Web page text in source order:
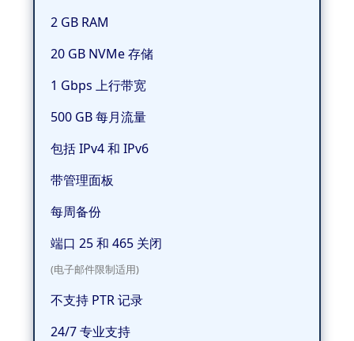
2 GB RAM
20 GB NVMe 存储
1 Gbps 上行带宽
500 GB 每月流量
包括 IPv4 和 IPv6
带管理面板
每周备份
端口 25 和 465 关闭
(电子邮件限制适用)
不支持 PTR 记录
24/7 专业支持